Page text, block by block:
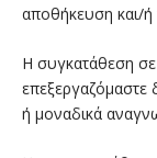
αποθήκευση και/
Η συγκατάθεση σε
ή μοναδικά